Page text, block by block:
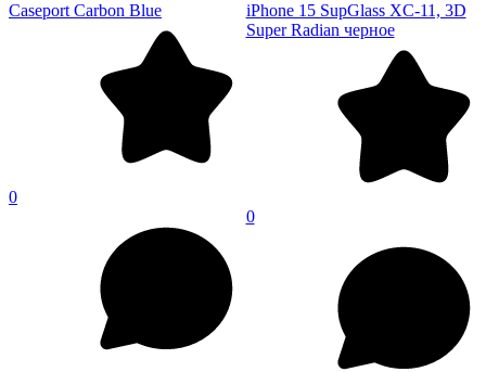
Caseport Carbon Blue
0
iPhone 15 SupGlass XC-11, 3D
Super Radian черное
0